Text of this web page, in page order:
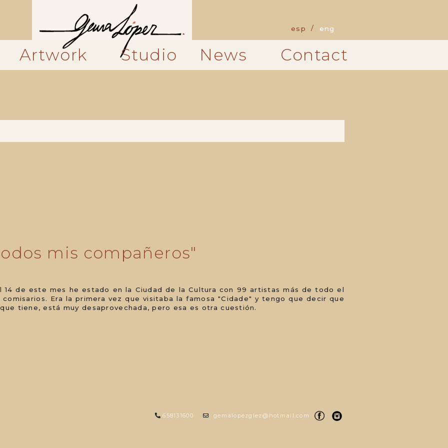
esp eng
Artwork Studio News Contact
mis compañeros"
14 de este mes he estado en la Ciudad de la Cultura con 99 artistas más de todo el
Era la primera vez que visitaba la famosa "Cidade" y tengo que decir que
tiene, está muy desaprovechada, pero esa es otra cuestión.
658131600 gemalopezglez@hotmail.com